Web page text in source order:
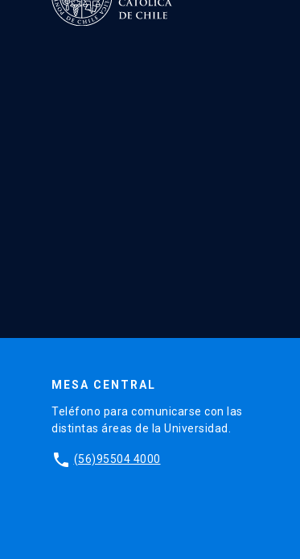
MESA CENTRAL
Teléfono para comunicarse con las
distintas áreas de la Universidad.
phone (56)95504 4000